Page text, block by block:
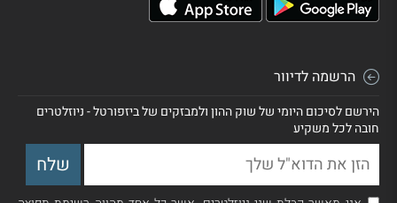
הרשמה לדיוור
הירשם לסיכום היומי של שוק ההון ולמבזקים של ביזפורטל - ניוזלטרים
חובה לכל משקיע